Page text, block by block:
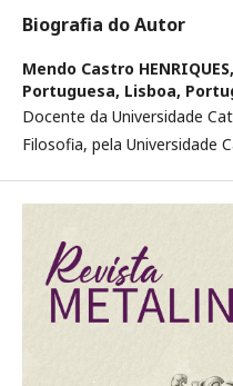
Biografia do Autor
Mendo Castro HENRIQUES,
Portuguesa, Lisboa,
Docente da Universidade
Filosofia, pela Universidade